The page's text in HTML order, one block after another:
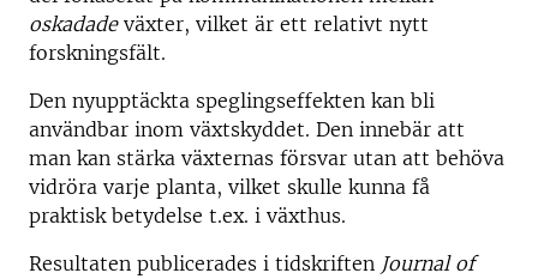
oskadadeväxter, vilket är ett relativt nytt
forskningsfält.
Den nyupptäckta speglingseffekten kan bli
användbar inom växtskyddet. Den innebär att
man kan stärka växternas försvar utan att behöva
vidröra varje planta, vilket skulle kunna få
praktisk betydelse t.ex. i växthus.
Resultaten publicerades i tidskriften Journal of